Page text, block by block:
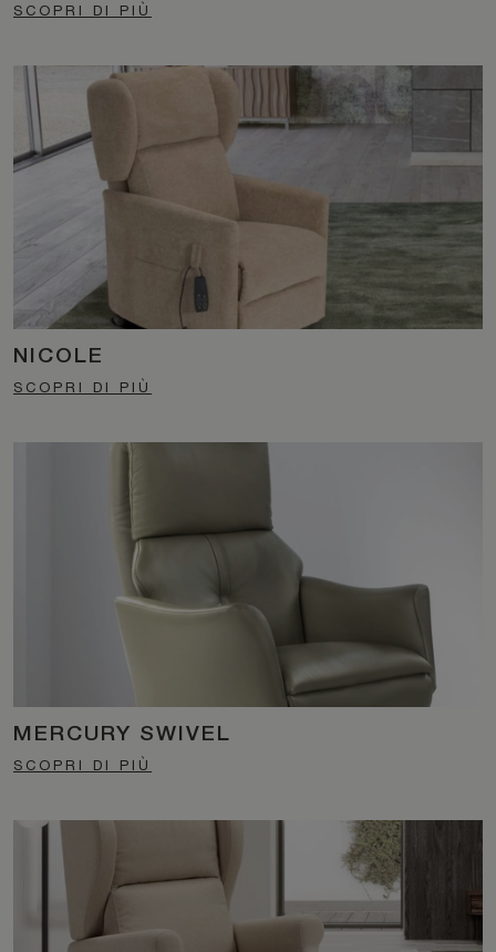
SCOPRI DI PIÙ
NICOLE
SCOPRI DI PIÙ
MERCURY SWIVEL
SCOPRI DI PIÙ